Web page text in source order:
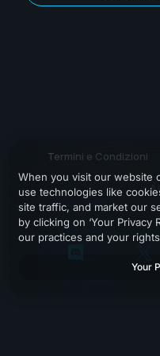
Termini e Condizioni
When you visit our website
use technologies like
site traffic, and market our
by clicking on ‘Your Privacy
our practices and your
Your